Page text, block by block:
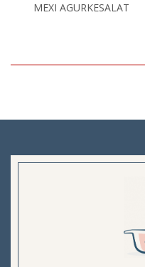
MEXI AGURKESALAT